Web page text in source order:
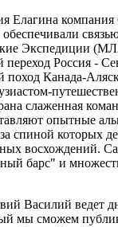
Елагина компания
Экспедиции
переход Россия -
поход Канада-
слаженная
опытные
спиной которых
восхождений.
барс" и
Василий ведет
мы сможем